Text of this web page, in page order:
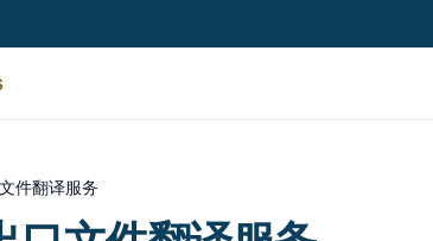
件翻译服务